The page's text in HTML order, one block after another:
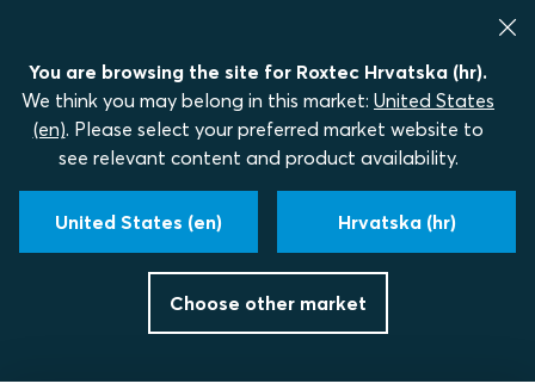
You are browsing the site for Roxtec Hrvatska (hr).
We think you may belong in this market: United States
(en). Please select your preferred market website to
see relevant content and product availability.
United States (en) Hrvatska (hr)
Choose other market